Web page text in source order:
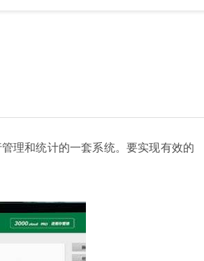
理和统计的一套系统。要实现有效的